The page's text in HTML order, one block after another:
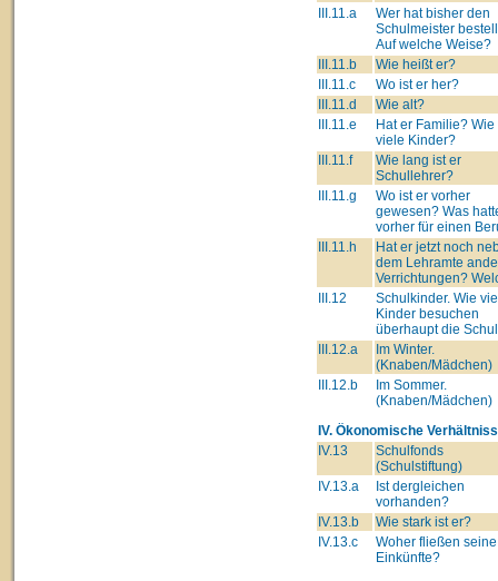
III.11.a
Wer hat bisher den
Schulmeister
Auf welche Weise?
III.11.b
Wie heißt er?
III.11.c
Wo ist er her?
III.11.d
Wie alt?
III.11.e
Hat er Familie? Wie
viele Kinder?
III.11.f
Wie lang ist er
Schullehrer?
III.11.g
Wo ist er vorher
gewesen? Was
vorher für einen
III.11.h
Hat er jetzt noch
dem Lehramte
Verrichtungen?
III.12
Schulkinder. Wie
Kinder besuchen
überhaupt die
III.12.a
Im Winter.
(Knaben/Mädchen)
III.12.b
Im Sommer.
(Knaben/Mädchen)
IV. Ökonomische
IV.13
Schulfonds
(Schulstiftung)
IV.13.a
Ist dergleichen
vorhanden?
IV.13.b
Wie stark ist er?
IV.13.c
Woher fließen seine
Einkünfte?